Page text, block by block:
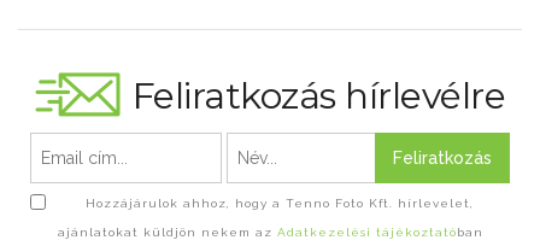
Feliratkozás hírlevélre
Feliratkozás
Hozzájárulok ahhoz, hogy a Tenno Foto Kft. hírlevelet,
ajánlatokat küldjön nekem az Adatkezelési tájékoztatóban